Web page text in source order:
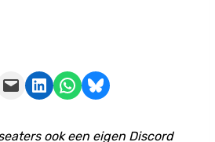
Deze pagina e-mailen Delen op LinkedIn Delen via WhatsApp Share on Bluesky
ook een eigen Discord